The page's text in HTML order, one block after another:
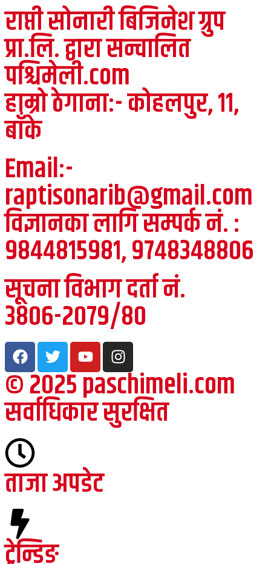
राप्ती सोनारी बिजिनेश ग्रुप
प्रा.लि. द्वारा सन्चालित
पश्चिमेली.com
हाम्रो ठेगाना:- कोहलपुर, ११,
बाँके
Email:-
raptisonarib@gmail.com
विज्ञानका लागि सम्पर्क नं. :
९८४४८१५९८१, ९७४८३४८८०६
सूचना विभाग दर्ता नं.
३८०६-२०७९/८०
© २०२५ paschimeli.com
सर्वाधिकार सुरक्षित
ताजा अपडेट
ट्रेन्डिङ